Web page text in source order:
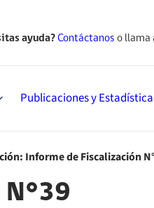
Publicaciones y
ayuda?Contáctanos o llama
Informe de Fiscalización